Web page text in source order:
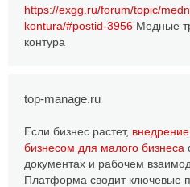
https://exgg.ru/forum/topic/
kontura/#postid-3956 Медные
контура
top-manage.ru
Если бизнес растет,
бизнесом для малого бизнеса
документах и рабочем
Платформа сводит ключевые